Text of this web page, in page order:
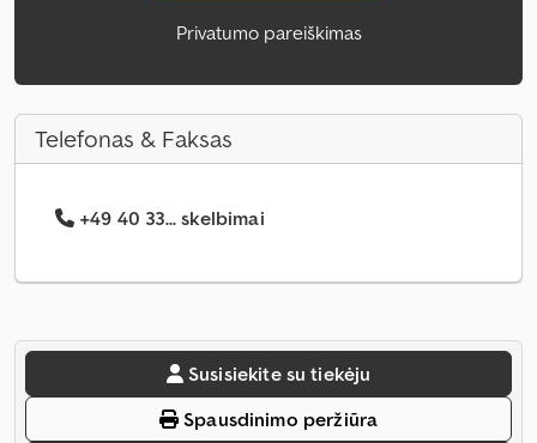
Privatumo pareiškimas
Telefonas & Faksas
+49 40 33... skelbimai
Susisiekite su tiekėju
Spausdinimo peržiūra